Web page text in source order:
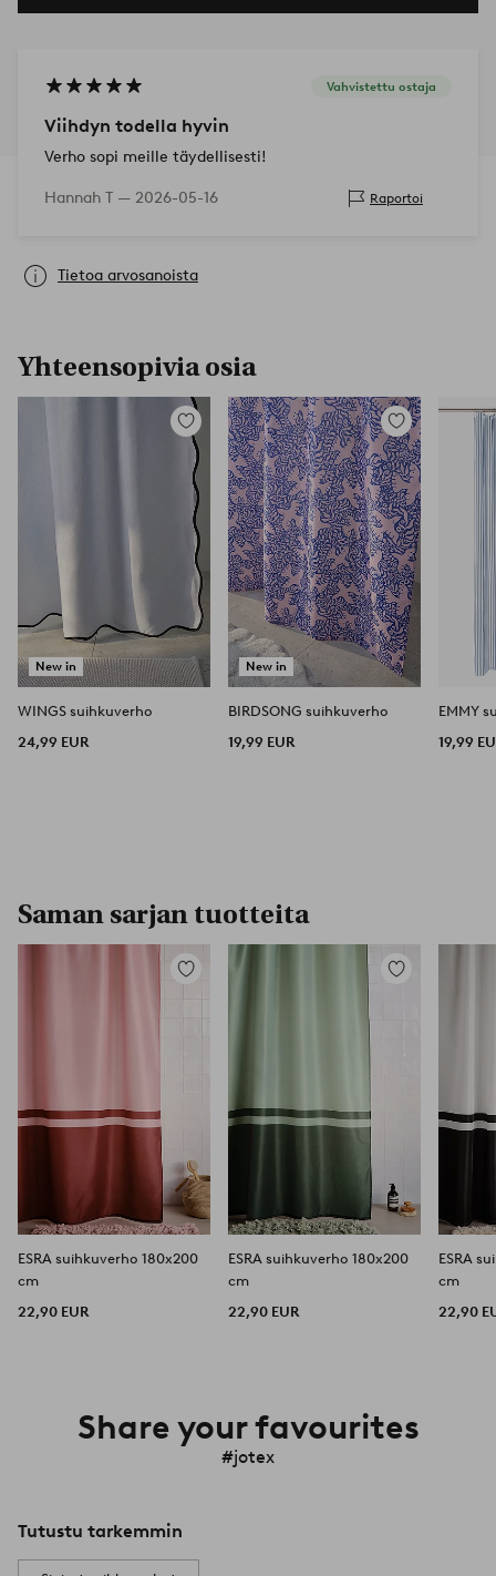
Vahvistettu ostaja
Viihdyn todella hyvin
Verho sopi meille täydellisesti!
Hannah T — 2026-05-16 Raportoi
Tietoa arvosanoista
Yhteensopivia osia
New in
Lisää
suosikkeihin
WINGS suihkuverho
24,99 EUR
New in
Lisää
suosikkeihin
BIRDSONG suihkuverho
19,99 EUR
EMMY
19,99
Saman sarjan tuotteita
Lisää
ESRA suihkuverho 180x200
cm
22,90 EUR
Lisää
ESRA suihkuverho 180x200
cm
22,90 EUR
ESRA
cm
22,90
Share your favourites
#jotex
Tutustu tarkemmin